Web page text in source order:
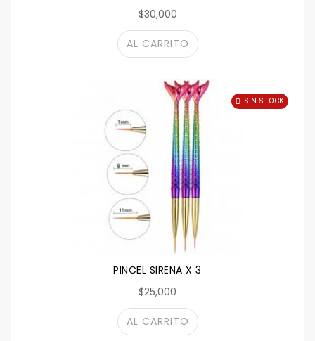
$30,000
AL CARRITO
PINCEL SIRENA X 3
$25,000
AL CARRITO
SIN STOCK